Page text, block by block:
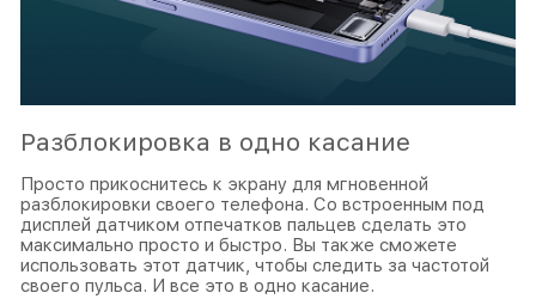
Разблокировка в одно касание
Просто прикоснитесь к экрану для мгновенной
разблокировки своего телефона. Со встроенным под
дисплей датчиком отпечатков пальцев сделать это
максимально просто и быстро. Вы также сможете
использовать этот датчик, чтобы следить за частотой
своего пульса. И все это в одно касание.